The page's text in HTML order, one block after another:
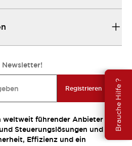
Brauche Hilfe ?
Newsletter!
Registrieren
weltweit führender Anbieter
Steuerungslösungen und
Effizienz und ein